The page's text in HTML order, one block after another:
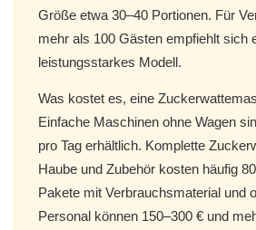
Größe etwa 30–40 Portionen. Für
mehr als 100 Gästen empfiehlt sich
leistungsstarkes Modell.
Was kostet es, eine
Einfache Maschinen ohne Wagen
pro Tag erhältlich. Komplette
Haube und Zubehör kosten häufig
Pakete mit Verbrauchsmaterial und
Personal können 150–300 € und